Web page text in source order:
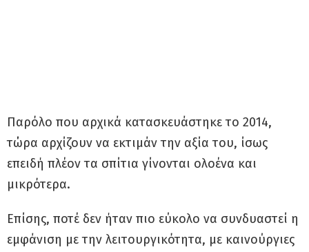
Παρόλο που αρχικά κατασκευάστηκε το 2014,
τώρα αρχίζουν να εκτιμάν την αξία του, ίσως
επειδή πλέον τα σπίτια γίνονται ολοένα και
μικρότερα.
Επίσης, ποτέ δεν ήταν πιο εύκολο να συνδυαστεί η
εμφάνιση με την λειτουργικότητα, με καινούργιες